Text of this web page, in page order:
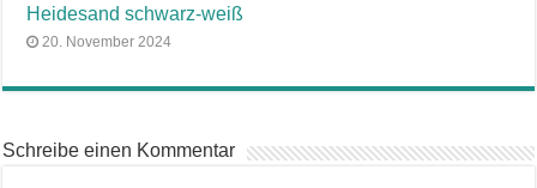
Heidesand schwarz-weiß
20. November 2024
Schreibe einen Kommentar